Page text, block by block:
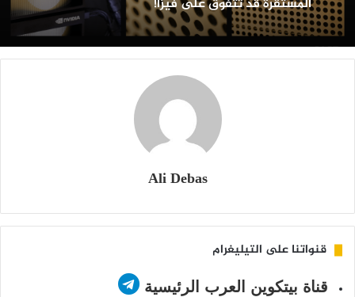
تتفوق
على
فيزا!
المستقرة قد تتفوق على فيزا!
Ali Debas
قنواتنا على التيليغرام
قناة بيتكوين العرب الرئيسية